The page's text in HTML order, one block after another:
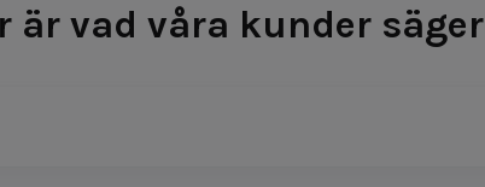
är vad våra kunder säger